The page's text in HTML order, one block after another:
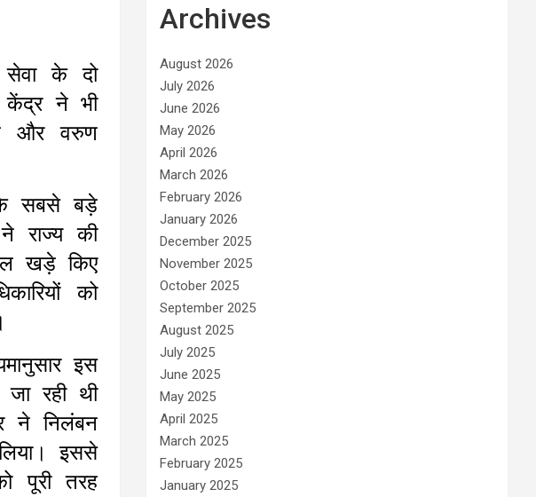
सेवा के दो
केंद्र ने भी
और वरुण
के सबसे बड़े
राज्य की
खड़े किए
को
इस
रही थी
ने निलंबन
इससे
पूरी तरह
Archives
August 2026
July 2026
June 2026
May 2026
April 2026
March 2026
February 2026
January 2026
December 2025
November 2025
October 2025
September 2025
August 2025
July 2025
June 2025
May 2025
April 2025
March 2025
February 2025
January 2025